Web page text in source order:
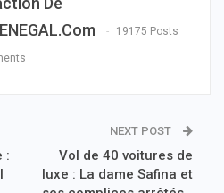
19175 Posts
:
NEXT POST
Vol de 40 voitures de
luxe : La dame Safina et